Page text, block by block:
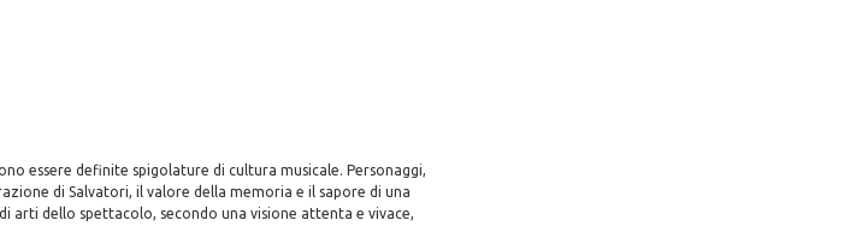
essere definite spigolature di cultura musicale. Personaggi,
di Salvatori, il valore della memoria e il sapore di una
arti dello spettacolo, secondo una visione attenta e vivace,